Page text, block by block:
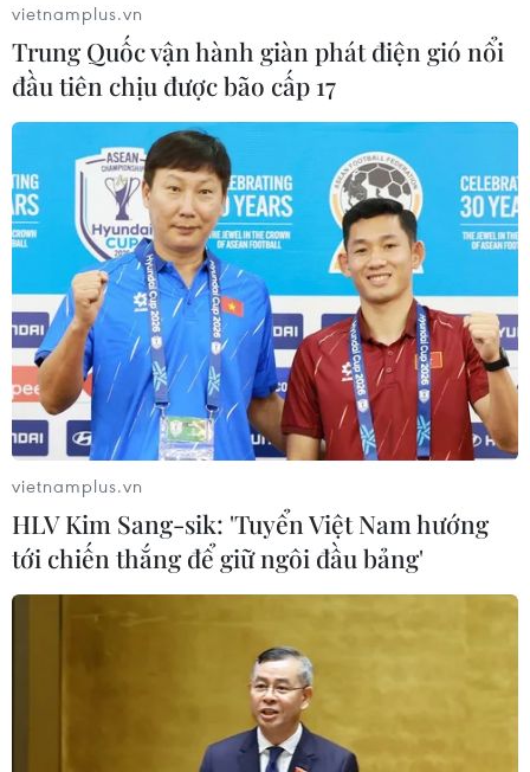
Nam Phi: Cầu nối bền chặt của
Việt Nam với các quốc gia châu Phi
23/12/2021 13:00
Nam Phi là cửa ngõ giao lưu quốc tế, tạo cơ hội thuận
lợi để Việt Nam mở rộng hợp tác với các quốc gia châu
Phi trên tất cả các lĩnh vực, đặc biệt là các nước ở khu
vietnamplus.vn
Trung Quốc vận hành giàn phát điện gió nổi
đầu tiên chịu được bão cấp 17
vietnamplus.vn
HLV Kim Sang-sik: 'Tuyển Việt Nam hướng
tới chiến thắng để giữ ngôi đầu bảng'